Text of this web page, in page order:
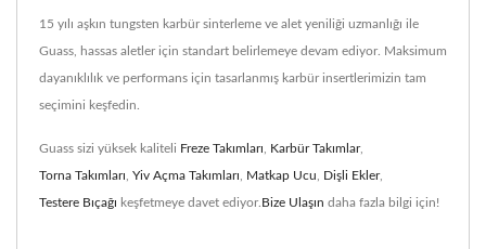
15 yılı aşkın tungsten karbür sinterleme ve alet yeniliği uzmanlığı ile
Guass, hassas aletler için standart belirlemeye devam ediyor. Maksimum
dayanıklılık ve performans için tasarlanmış karbür insertlerimizin tam
seçimini keşfedin.
Guass sizi yüksek kaliteli Freze Takımları Karbür Takımlar,
Torna Takımları Yiv Açma Takımları Matkap Ucu Dişli Ekler,
Testere Bıçağı keşfetmeye davet ediyor. Bize Ulaşın daha fazla bilgi için!